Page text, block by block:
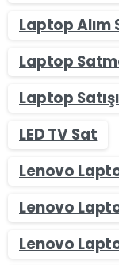
Laptop Alım
Laptop
Laptop
LED TV Sat
Lenovo
Lenovo
Lenovo